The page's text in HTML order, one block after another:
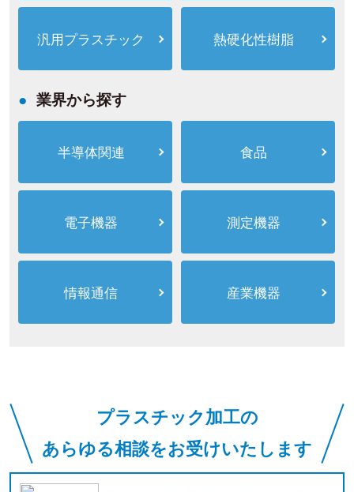
汎用プラスチック 熱硬化性樹脂
業界から探す
半導体関連 食品
電子機器 測定機器
情報通信 産業機器
プラスチック加工の
あらゆる相談をお受けいたします